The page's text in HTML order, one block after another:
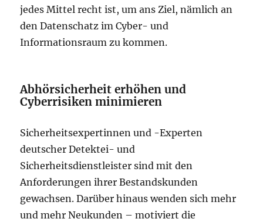
jedes Mittel recht ist, um ans Ziel, nämlich an
den Datenschatz im Cyber- und
Informationsraum zu kommen.
Abhörsicherheit erhöhen und
Cyberrisiken minimieren
Sicherheitsexpertinnen und -Experten
deutscher Detektei- und
Sicherheitsdienstleister sind mit den
Anforderungen ihrer Bestandskunden
gewachsen. Darüber hinaus wenden sich mehr
und mehr Neukunden – motiviert die